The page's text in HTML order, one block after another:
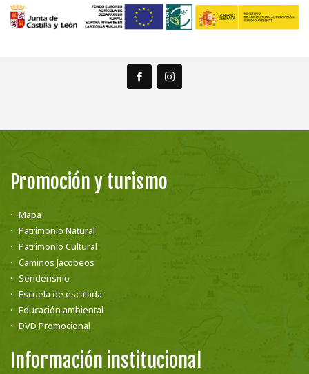
Promoción y turismo
Mapa
Patrimonio Natural
Patrimonio Cultural
Caminos Jacobeos
Senderismo
Escuela de escalada
Educación ambiental
DVD Promocional
Información institucional